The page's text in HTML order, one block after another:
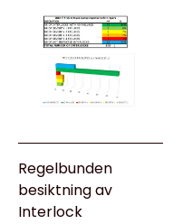
Regelbunden
besiktning av
Interlock